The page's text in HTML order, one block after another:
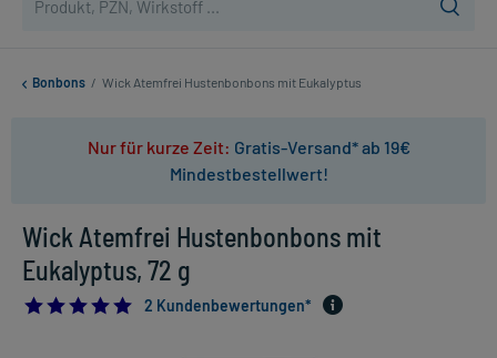
Bonbons / Wick Atemfrei Hustenbonbons mit Eukalyptus
Nur für kurze Zeit: Gratis-Versand* ab 19€
Mindestbestellwert!
Wick Atemfrei Hustenbonbons mit
Eukalyptus, 72 g
5.0
2 Kundenbewertungen*